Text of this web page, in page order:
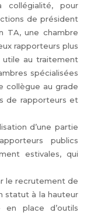
collégialité, pour
de président
TA, une chambre
rapporteurs plus
utile au traitement
spécialisées
collègue au grade
de rapporteurs et
d’une partie
publics
estivales, qui
le recrutement de
statut à la hauteur
place d’outils